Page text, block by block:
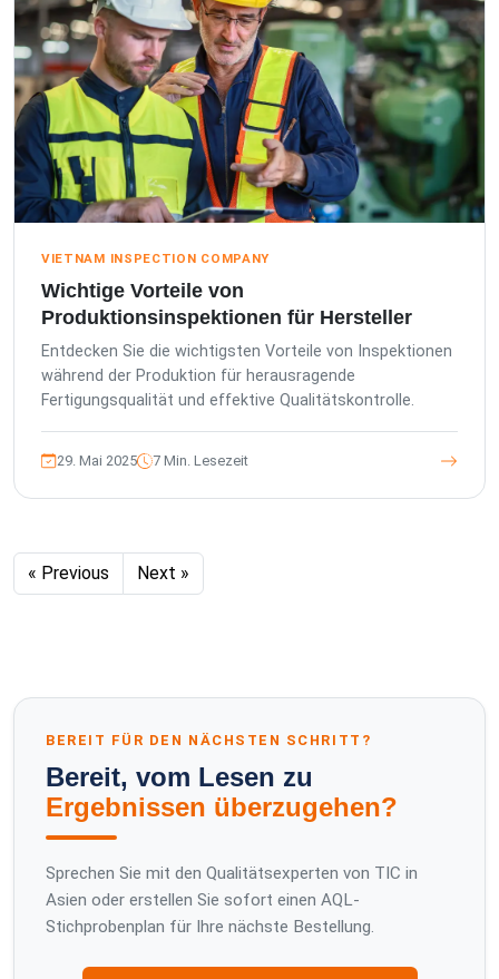
VIETNAM INSPECTION COMPANY
Wichtige Vorteile von
Produktionsinspektionen für Hersteller
Entdecken Sie die wichtigsten Vorteile von Inspektionen
während der Produktion für herausragende
Fertigungsqualität und effektive Qualitätskontrolle.
29. Mai 2025 7 Min. Lesezeit
« Previous Next »
BEREIT FÜR DEN NÄCHSTEN SCHRITT?
Bereit, vom Lesen zu
Ergebnissen überzugehen?
Sprechen Sie mit den Qualitätsexperten von TIC in
Asien oder erstellen Sie sofort einen AQL-
Stichprobenplan für Ihre nächste Bestellung.